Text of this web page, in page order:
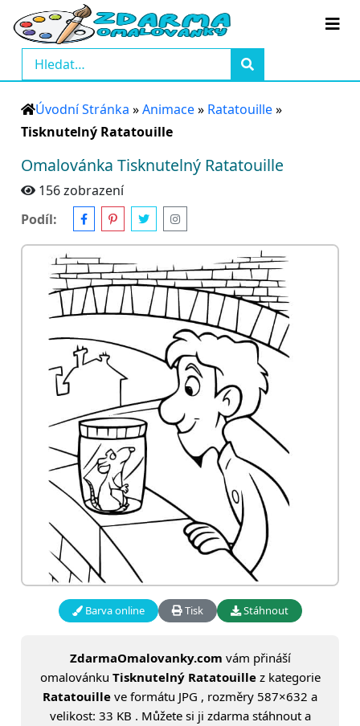
Úvodní Stránka »Animace» Ratatouille»
Tisknutelný Ratatouille
Omalovánka Tisknutelný Ratatouille
156 zobrazení
Podíl:
Barva online Tisk Stáhnout
ZdarmaOmalovanky.com vám přináší
omalovánku Tisknutelný Ratatouillez kategorie
Ratatouille ve formátu JPG , rozměry 587×632 a
velikost: 33 KB . Můžete si ji zdarma stáhnout a